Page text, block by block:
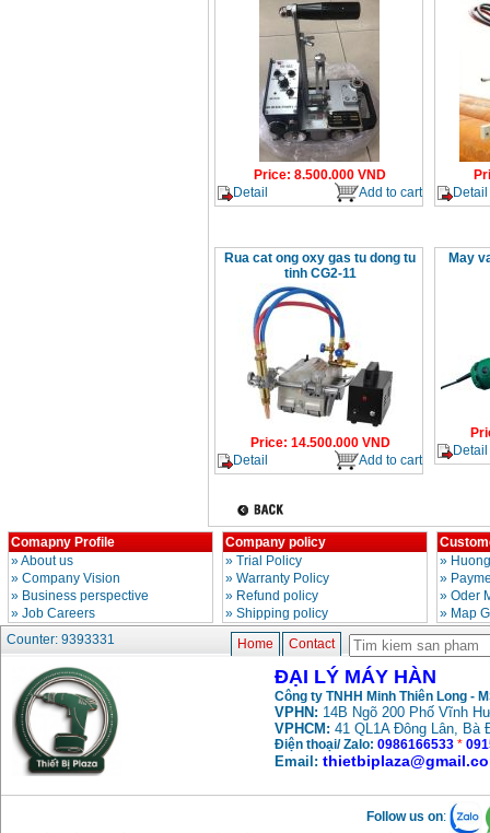
Price: 8.500.000 VND
Detail
Add to cart
Detail
Rua cat ong oxy gas tu dong tu
tinh CG2-11
Price: 14.500.000VND
Detail
Add to cart
May
Detail
Comapny Profile
»About us
» Company Vision
» Business perspective
» Job Careers
Company policy
» Trial Policy
» Warranty Policy
» Refund policy
» Shipping policy
»
»
» Oder
» Map
Counter: 9393331
Home Contact
ĐẠI LÝ MÁY HÀN
Công ty TNHH Minh Thiên Long -
VPHN: 14B Ngõ 200 Phố Vĩnh
VPHCM: 41 QL1A Đông Lân, Bà
Điện thoại/ Zalo: 0986166533 *
Email:
Follow us on: